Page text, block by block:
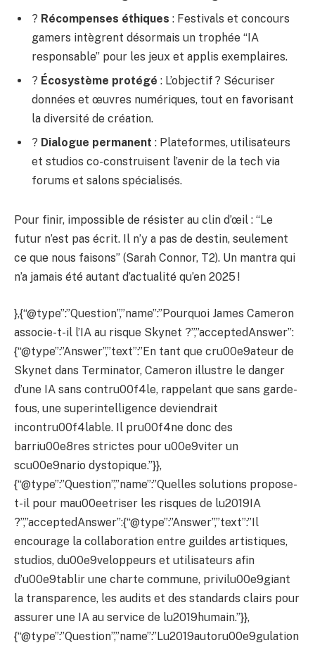
? Récompenses éthiques : Festivals et concours
gamers intègrent désormais un trophée “IA
responsable” pour les jeux et applis exemplaires.
? Écosystème protégé : L’objectif ? Sécuriser
données et œuvres numériques, tout en favorisant
la diversité de création.
? Dialogue permanent : Plateformes, utilisateurs
et studios co-construisent l’avenir de la tech via
forums et salons spécialisés.
Pour finir, impossible de résister au clin d’œil : “Le
futur n’est pas écrit. Il n’y a pas de destin, seulement
ce que nous faisons” (Sarah Connor, T2). Un mantra qui
n’a jamais été autant d’actualité qu’en 2025 !
},{“@type”:”Question”,”name”:”Pourquoi James Cameron
associe-t-il l’IA au risque Skynet ?”,”acceptedAnswer”:
{“@type”:”Answer”,”text”:”En tant que cru00e9ateur de
Skynet dans Terminator, Cameron illustre le danger
d’une IA sans contru00f4le, rappelant que sans garde-
fous, une superintelligence deviendrait
incontru00f4lable. Il pru00f4ne donc des
barriu00e8res strictes pour u00e9viter un
scu00e9nario dystopique.”}},
{“@type”:”Question”,”name”:”Quelles solutions propose-
t-il pour mau00eetriser les risques de lu2019IA
?”,”acceptedAnswer”:{“@type”:”Answer”,”text”:”Il
encourage la collaboration entre guildes artistiques,
studios, du00e9veloppeurs et utilisateurs afin
d’u00e9tablir une charte commune, privilu00e9giant
la transparence, les audits et des standards clairs pour
assurer une IA au service de lu2019humain.”}},
{“@type”:”Question”,”name”:”Lu2019autoru00e9gulation